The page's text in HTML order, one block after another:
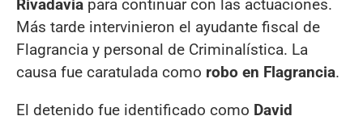
Rivadavia para continuar con las actuaciones.
Más tarde intervinieron el ayudante fiscal de
Flagrancia y personal de Criminalística. La
causa fue caratulada como robo en Flagrancia.
El detenido fue identificado como David